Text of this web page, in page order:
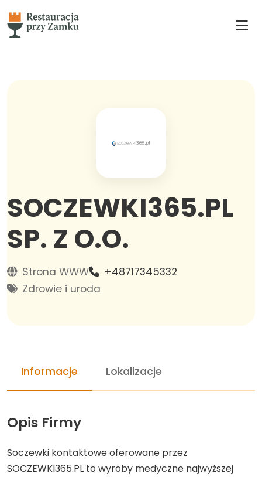
SOCZEWKI365.PL
SP. Z O.O.
Strona WWW
+48717345332
Zdrowie i uroda
Informacje Lokalizacje
Opis Firmy
Soczewki kontaktowe oferowane przez
SOCZEWKI365.PL to wyroby medyczne najwyższej